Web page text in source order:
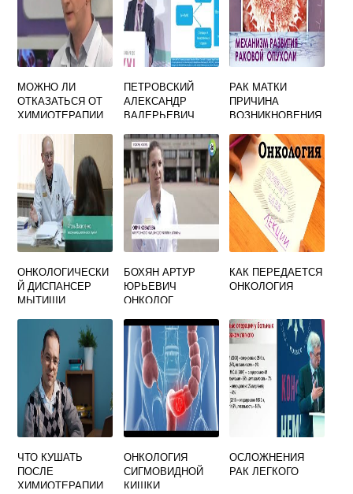
МОЖНО ЛИ
ОТКАЗАТЬСЯ ОТ
ХИМИОТЕРАПИИ
ПЕТРОВСКИЙ
АЛЕКСАНДР
ВАЛЕРЬЕВИЧ
РАК МАТКИ
ПРИЧИНА
ВОЗНИКНОВЕНИЯ
ОНКОЛОГИЧЕСКИ
Й ДИСПАНСЕР
МЫТИЩИ
БОХЯН АРТУР
ЮРЬЕВИЧ
ОНКОЛОГ
КАК ПЕРЕДАЕТСЯ
ОНКОЛОГИЯ
ЧТО КУШАТЬ
ПОСЛЕ
ХИМИОТЕРАПИИ
ОНКОЛОГИЯ
СИГМОВИДНОЙ
КИШКИ
ОСЛОЖНЕНИЯ
РАК ЛЕГКОГО